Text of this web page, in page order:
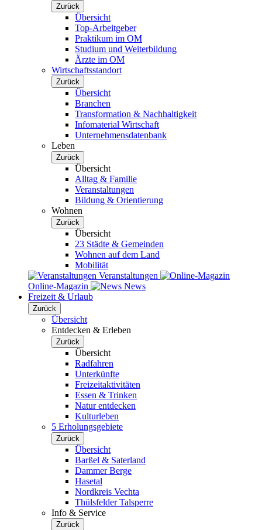
Zurück
Übersicht
Top-Arbeitgeber
Praktikum im OM
Studium und Weiterbildung
Ärzte im OM
Wirtschaftsstandort
Zurück
Übersicht
Branchen
Transformation & Nachhaltigkeit
Infomaterial Wirtschaft
Unternehmensdatenbank
Leben
Zurück
Übersicht
Alltag & Familie
Veranstaltungen
Bildung & Orientierung
Wohnen
Zurück
Übersicht
23 Städte & Gemeinden
Wohnen auf dem Land
Mobilität
Veranstaltungen
Online-Magazin
News
Freizeit & Urlaub
Zurück
Übersicht
Entdecken & Erleben
Zurück
Übersicht
Radfahren
Unterkünfte
Freizeitaktivitäten
Essen & Trinken
Natur entdecken
Kulturleben
5 Erholungsgebiete
Zurück
Übersicht
Barßel & Saterland
Dammer Berge
Hasetal
Nordkreis Vechta
Thülsfelder Talsperre
Info & Service
Zurück